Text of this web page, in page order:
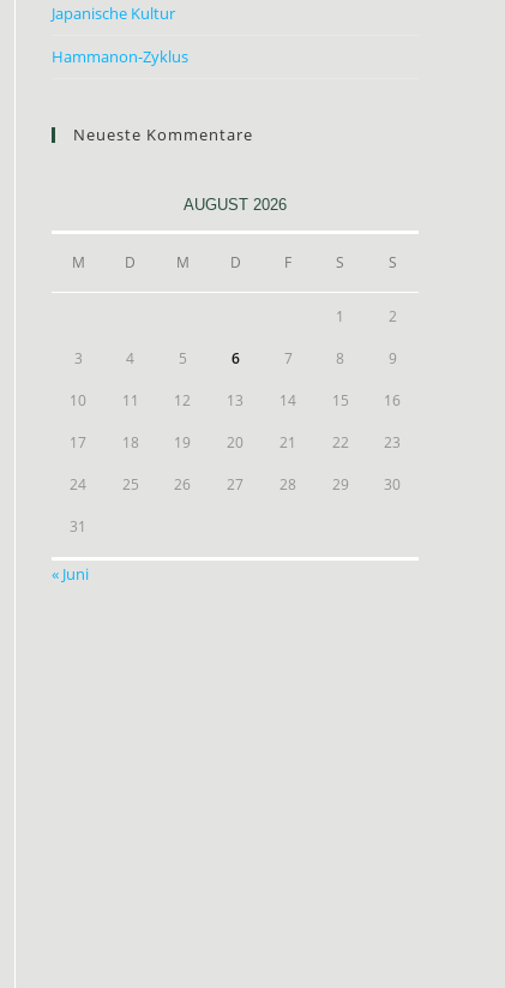
Japanische Kultur
Hammanon-Zyklus
Neueste Kommentare
AUGUST 2026
M D M D F S S
1 2
3 4 5 6 7 8 9
10 11 12 13 14 15 16
17 18 19 20 21 22 23
24 25 26 27 28 29 30
31
« Juni